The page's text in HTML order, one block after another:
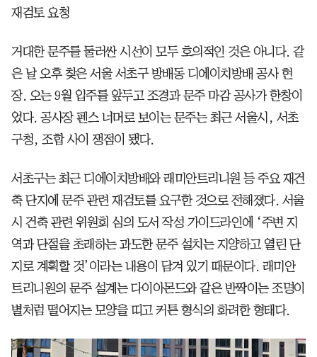
재검토 요청
거대한 문주를 둘러싼 시선이 모두 호의적인 것은 아니다. 같
은 날 오후 찾은 서울 서초구 방배동 디에이치방배 공사 현
장. 오는 9월 입주를 앞두고 조경과 문주 마감 공사가 한창이
었다. 공사장 펜스 너머로 보이는 문주는 최근 서울시, 서초
구청, 조합 사이 쟁점이 됐다.
서초구는 최근 디에이치방배와 래미안트리니원 등 주요 재건
축 단지에 문주 관련 재검토를 요구한 것으로 전해졌다. 서울
시 건축 관련 위원회 심의 도서 작성 가이드라인에 ‘주변 지
역과 단절을 초래하는 과도한 문주 설치는 지양하고 열린 단
지로 계획할 것’이라는 내용이 담겨 있기 때문이다. 래미안
트리니원의 문주 설계는 다이아몬드와 같은 반짝이는 조명이
별처럼 떨어지는 모양을 띠고 커튼 형식의 화려한 형태다.